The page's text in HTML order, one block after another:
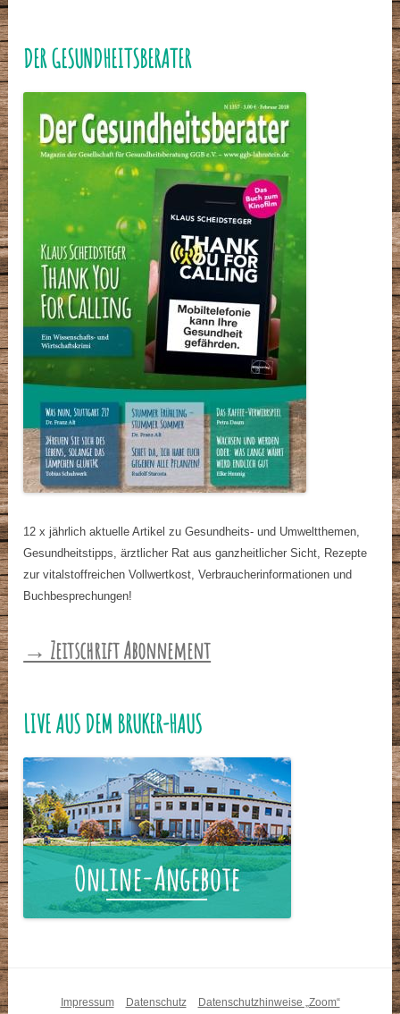
DER GESUNDHEITSBERATER
12 x jährlich aktuelle Artikel zu Gesundheits- und Umweltthemen,
Gesundheitstipps, ärztlicher Rat aus ganzheitlicher Sicht, Rezepte
zur vitalstoffreichen Vollwertkost, Verbraucherinformationen und
Buchbesprechungen!
→ Zeitschrift Abonnement
LIVE AUS DEM BRUKER-HAUS
Impressum Datenschutz Datenschutzhinweise „Zoom“